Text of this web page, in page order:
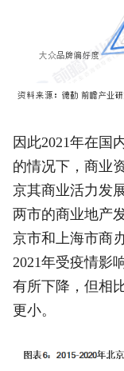
因此2021年在国
的情况下，商业
京其商业活力发
两市的商业地产
京市和上海市商
2021年受疫情影
有所下降，但相
更小。